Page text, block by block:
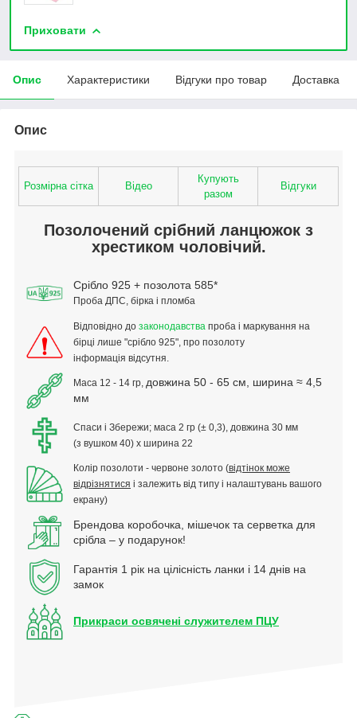
Приховати
Опис Характеристики Відгуки про товар Доставка
Опис
Розмірна сітка Відео
Купують
разом
Відгуки
Позолочений срібний ланцюжок з
хрестиком чоловічий.
Срібло 925 + позолота 585*
Проба ДПС, бірка і пломба
Відповідно до законодавства проба і маркування на
бірці лише "срібло 925", про позолоту
інформація відсутня.
Маса 12 - 14 гр, довжина 50 - 65 см, ширина ≈ 4,5
мм
Спаси і Збережи; маса 2 гр (± 0,3), довжина 30 мм
(з вушком 40) х ширина 22
Колір позолоти - червоне золото (відтінок може
відрізнятися і залежить від типу і налаштувань вашого
екрану)
Брендова коробочка, мішечок та серветка для
срібла – у подарунок!
Гарантія 1 рік на цілісність ланки і 14 днів на
замок
Прикраси освячені служителем ПЦУ